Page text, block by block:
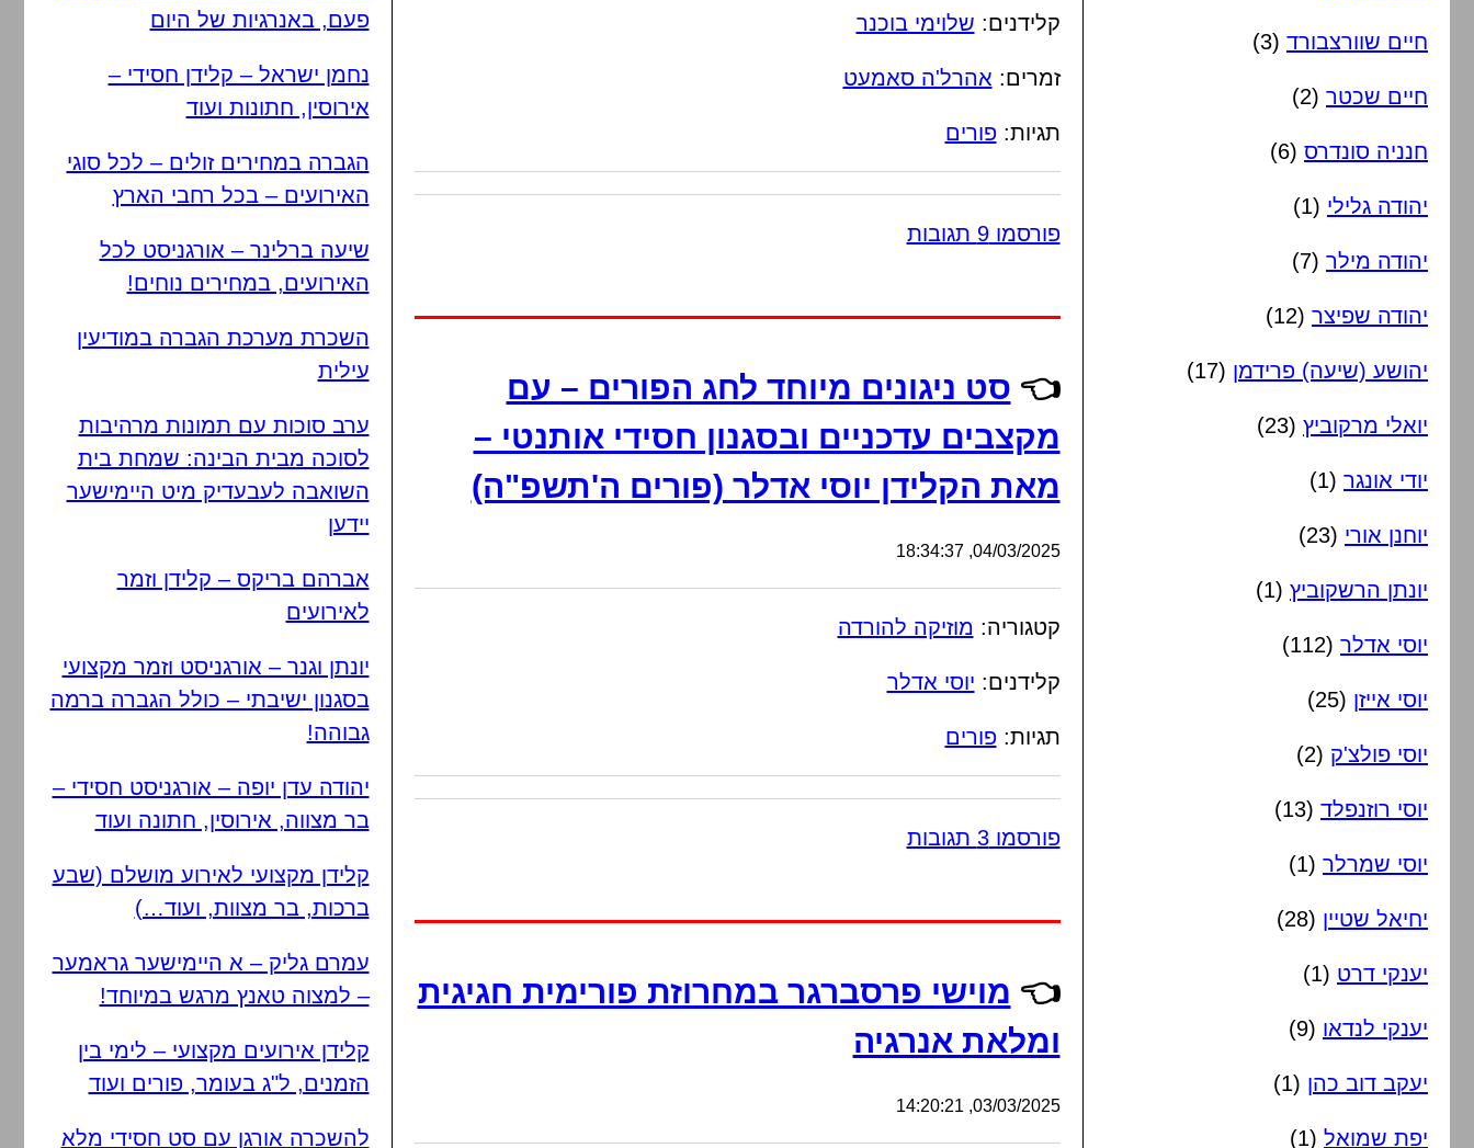
קלידנים: שלוימי בוכנר
זמרים: אהרל'ה סאמעט
תגיות:פורים
פורסמו 9 תגובות
👈 סט ניגונים מיוחד לחג הפורים – עם
מקצבים עדכניים ובסגנון חסידי אותנטי –
מאת הקלידן יוסי אדלר (פורים ה'תשפ"ה)
04/03/2025, 18:34:37
קטגוריה: מוזיקה להורדה
קלידנים: יוסי אדלר
תגיות:פורים
פורסמו 3 תגובות
👈 מוישי פרסברגר במחרוזת פורימית חגיגית
ומלאת אנרגיה
03/03/2025, 14:20:21
חיים שוורצבורד (3)
חיים שכטר (2)
חנניה סונדרס (6)
יהודה גלילי (1)
יהודה מילר (7)
יהודה שפיצר (12)
יהושע (שיעה) פרידמן (17)
יואלי מרקוביץ (23)
יודי אונגר (1)
יוחנן אורי (23)
יונתן הרשקוביץ (1)
יוסי אדלר (112)
יוסי אייזן (25)
יוסי פולצ'ק (2)
יוסי רוזנפלד (13)
יוסי שמרלר (1)
יחיאל שטיין (28)
יענקי דרט (1)
יענקי לנדאו (9)
יעקב דוב כהן (1)
יפת שמואל (1)
פעם, באנרגיות של היום
נחמן ישראל – קלידן חסידי –
אירוסין, חתונות ועוד
הגברה במחירים זולים – לכל סוגי
האירועים – בכל רחבי הארץ
שיעה ברלינר – אורגניסט לכל
האירועים, במחירים נוחים!
השכרת מערכת הגברה במודיעין
עילית
ערב סוכות עם תמונות מרהיבות
לסוכה מבית הבינה: שמחת בית
השואבה לעבעדיק מיט היימישער
יידען
אברהם בריקס – קלידן וזמר
לאירועים
יונתן וגנר – אורגניסט וזמר מקצועי
בסגנון ישיבתי – כולל הגברה ברמה
גבוהה!
יהודה עדן יופה – אורגניסט חסידי –
בר מצווה, אירוסין, חתונה ועוד
קלידן מקצועי לאירוע מושלם (שבע
ברכות, בר מצוות, ועוד…)
עמרם גליק – א היימישער גראמער
– למצוה טאנץ מרגש במיוחד!
קלידן אירועים מקצועי – לימי בין
הזמנים, ל"ג בעומר, פורים ועוד
להשכרה אורגן עם סט חסידי מלא